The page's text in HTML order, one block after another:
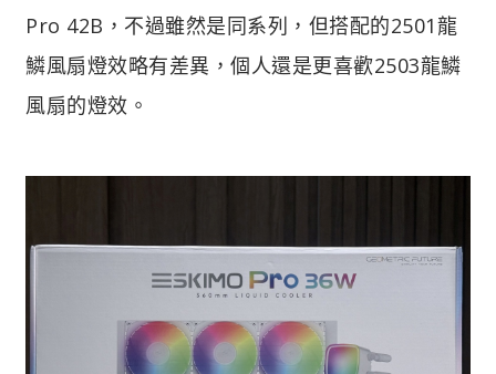
Pro 42B，不過雖然是同系列，但搭配的2501龍
鱗風扇燈效略有差異，個人還是更喜歡2503龍鱗
風扇的燈效。